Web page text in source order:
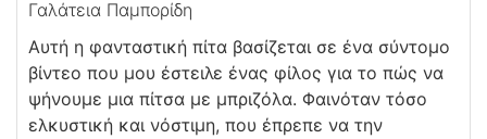
Γαλάτεια Παμπορίδη
Αυτή η φανταστική πίτα βασίζεται σε ένα σύντομο
βίντεο που μου έστειλε ένας φίλος για το πώς να
ψήνουμε μια πίτσα με μπριζόλα. Φαινόταν τόσο
ελκυστική και νόστιμη, που έπρεπε να την